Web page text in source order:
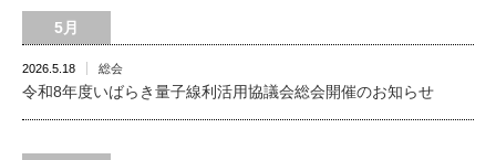
5月
2026.5.18 総会
令和8年度いばらき量子線利活用協議会総会開催のお知らせ